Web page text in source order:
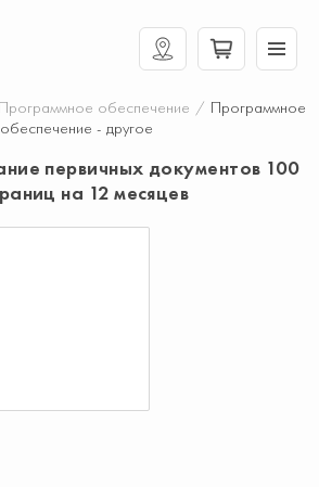
Программное обеспечение / Программное
обеспечение - другое
первичных документов 100
на 12 месяцев